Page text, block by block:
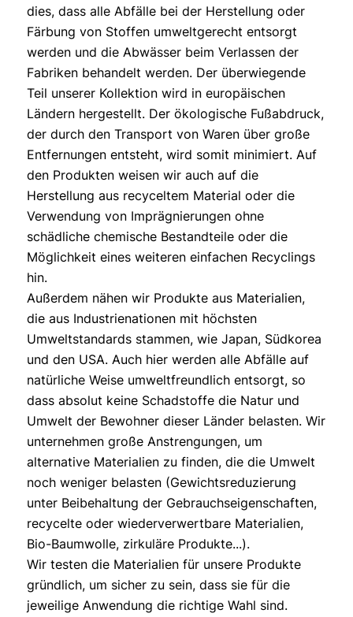
dies, dass alle Abfälle bei der Herstellung oder
Färbung von Stoffen umweltgerecht entsorgt
werden und die Abwässer beim Verlassen der
Fabriken behandelt werden. Der überwiegende
Teil unserer Kollektion wird in europäischen
Ländern hergestellt. Der ökologische Fußabdruck,
der durch den Transport von Waren über große
Entfernungen entsteht, wird somit minimiert. Auf
den Produkten weisen wir auch auf die
Herstellung aus recyceltem Material oder die
Verwendung von Imprägnierungen ohne
schädliche chemische Bestandteile oder die
Möglichkeit eines weiteren einfachen Recyclings
hin.
Außerdem nähen wir Produkte aus Materialien,
die aus Industrienationen mit höchsten
Umweltstandards stammen, wie Japan, Südkorea
und den USA. Auch hier werden alle Abfälle auf
natürliche Weise umweltfreundlich entsorgt, so
dass absolut keine Schadstoffe die Natur und
Umwelt der Bewohner dieser Länder belasten. Wir
unternehmen große Anstrengungen, um
alternative Materialien zu finden, die die Umwelt
noch weniger belasten (Gewichtsreduzierung
unter Beibehaltung der Gebrauchseigenschaften,
recycelte oder wiederverwertbare Materialien,
Bio-Baumwolle, zirkuläre Produkte...).
Wir testen die Materialien für unsere Produkte
gründlich, um sicher zu sein, dass sie für die
jeweilige Anwendung die richtige Wahl sind.